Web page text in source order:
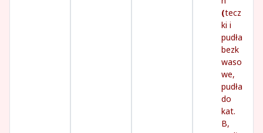
(tecz
ki i
pudła
bezk
waso
we,
pudła
do
kat.
B,